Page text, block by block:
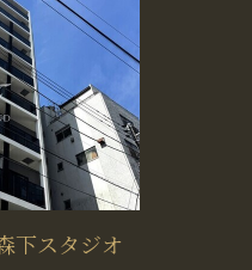
下スタジオ